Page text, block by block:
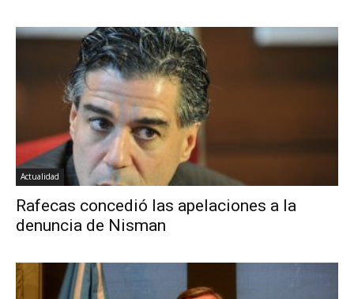
Actualidad
Rafecas concedió las apelaciones a la
denuncia de Nisman